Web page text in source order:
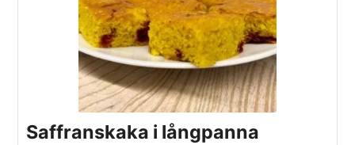
Saffranskaka i långpanna